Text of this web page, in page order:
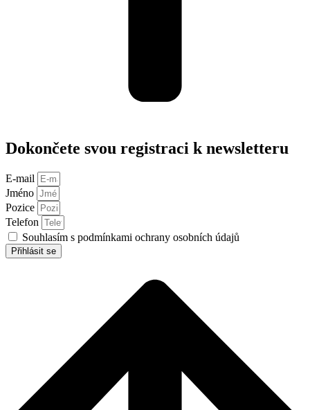
Dokončete svou registraci k newsletteru
E-mail
Jméno
Pozice
Telefon
Souhlasím s podmínkami ochrany osobních údajů
Přihlásit se